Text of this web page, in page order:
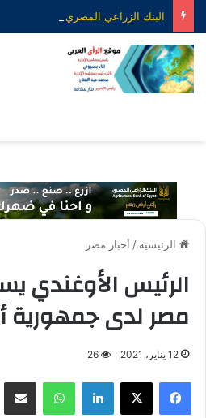
الرئيسية / أخبار مصر
الرئيس الأوغندي
مصر لدى جمهورية
12 يناير، 2021 26
فيسبوك X لينكدإن واتساب